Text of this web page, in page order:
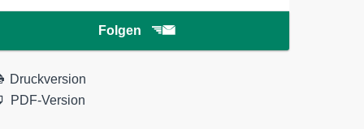
Folgen
Druckversion
PDF-Version